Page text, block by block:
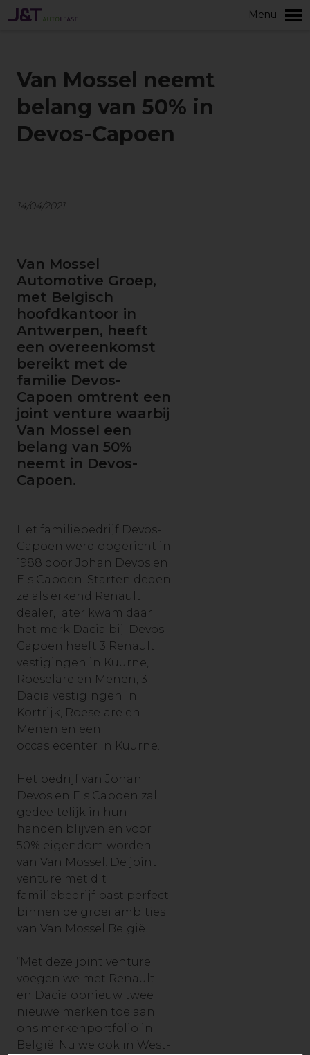
Menu
Van Mossel neemt
belang van 50% in
Devos-Capoen
14/04/2021
Van Mossel
Automotive Groep,
met Belgisch
hoofdkantoor in
Antwerpen, heeft
een overeenkomst
bereikt met de
familie Devos-
Capoen omtrent een
joint venture waarbij
Van Mossel een
belang van 50%
neemt in Devos-
Capoen.
Het familiebedrijf Devos-
Capoen werd opgericht in
1988 door Johan Devos en
Els Capoen. Starten deden
ze als erkend Renault
dealer, later kwam daar
het merk Dacia bij. Devos-
Capoen heeft 3 Renault
vestigingen in Kuurne,
Roeselare en Menen, 3
Dacia vestigingen in
Kortrijk, Roeselare en
Menen en een
occasiecenter in Kuurne.
Het bedrijf van Johan
Devos en Els Capoen zal
gedeeltelijk in hun
handen blijven en voor
50% eigendom worden
van Van Mossel. De joint
venture met dit
familiebedrijf past perfect
binnen de groei ambities
van Van Mossel België.
“Met deze joint venture
voegen we met Renault
en Dacia opnieuw twee
nieuwe merken toe aan
ons merkenportfolio in
België. Nu we ook in West-